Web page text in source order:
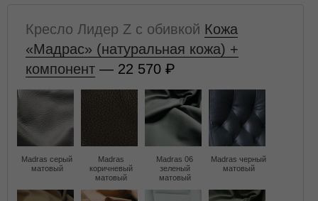
Кресло Лидер Z с обивкой Кожа
«Мадрас» (натуральная кожа) +
компонент — 22 570
Madras серый
матовый
Madras
коричневый
матовый
Madras 06
зеленый
матовый
Madras черный
матовый